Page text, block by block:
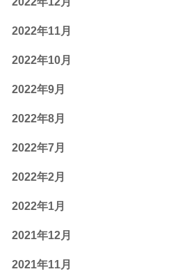
2022年11月
2022年10月
2022年9月
2022年8月
2022年7月
2022年2月
2022年1月
2021年12月
2021年11月